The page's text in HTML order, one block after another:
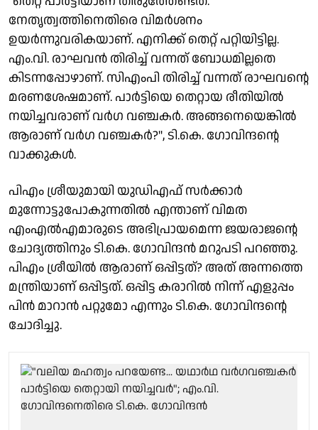
നേതൃത്വത്തിനെതിരെ വിമർശനം
ഉയർന്നുവരികയാണ്. എനിക്ക് തെറ്റ് പറ്റിയിട്ടില്ല.
എം.വി. രാഘവൻ തിരിച്ച് വന്നത് ബോധമില്ലതെ
കിടന്നപ്പോഴാണ്. സിഎംപി തിരിച്ച് വന്നത് രാഘവൻ്റെ
മരണശേഷമാണ്. പാർട്ടിയെ തെറ്റായ രീതിയിൽ
നയിച്ചവരാണ് വർ​ഗ വഞ്ചകർ. അങ്ങനെയെങ്കിൽ
ആരാണ് വർ​ഗ വഞ്ചകർ?", ടി.കെ. ​ഗോവിന്ദൻ്റെ
വാക്കുകൾ.
പിഎം ശ്രീയുമായി യുഡിഎഫ് സർക്കാർ
മുന്നോട്ടുപോകുന്നതിൽ എന്താണ് വിമത
എംഎൽഎമാരുടെ അഭിപ്രായമെന്ന ജയരാജന്റെ
ചോദ്യത്തിനും ടി.കെ. ​ഗോവിന്ദൻ മറുപടി പറഞ്ഞു.
പിഎം ശ്രീയിൽ ആരാണ് ഒപ്പിട്ടത്? അത് അന്നത്തെ
മന്ത്രിയാണ് ഒപ്പിട്ടത്. ഒപ്പിട്ട കരാറിൽ നിന്ന് എളുപ്പം
പിൻ മാറാൻ പറ്റുമോ എന്നും ടി.കെ. ​ഗോവിന്ദൻ്റെ
ചോദിച്ചു.